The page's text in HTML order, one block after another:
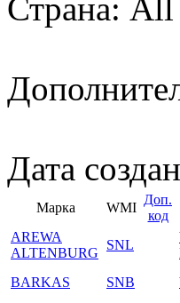
Страна: All
Дата
Марка WMI
Доп.
код
AREWA
ALTENBURG
SNL
BARKAS
SNB